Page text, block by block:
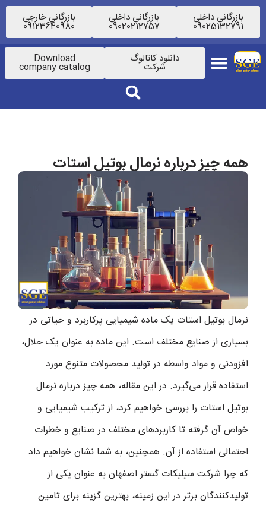
بازرگانی داخلی
09025132791
بازرگانی داخلی
09020212757
بازرگانی خارجی
09123640980
دانلود کاتالوگ
شرکت
Download
company catalog
همه چیز درباره نرمال بوتیل استات
نرمال بوتیل استات یک ماده شیمیایی پرکاربرد و حیاتی در
بسیاری از صنایع مختلف است. این ماده به عنوان یک حلال،
افزودنی و مواد واسطه در تولید محصولات متنوع مورد
استفاده قرار می‌گیرد. در این مقاله، همه چیز درباره نرمال
بوتیل استات را بررسی خواهیم کرد، از ترکیب شیمیایی و
خواص آن گرفته تا کاربردهای مختلف در صنایع و خطرات
احتمالی استفاده از آن. همچنین، به شما نشان خواهیم داد
که چرا شرکت سیلیکات گستر اصفهان به عنوان یکی از
تولیدکنندگان برتر در این زمینه، بهترین گزینه برای تامین